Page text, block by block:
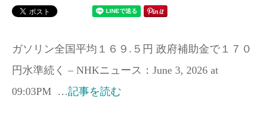
ガソリン全国平均１６９.５円 政府補助金で１７０
円水準続く – NHKニュース：June 3, 2026 at
09:03PM …記事を読む